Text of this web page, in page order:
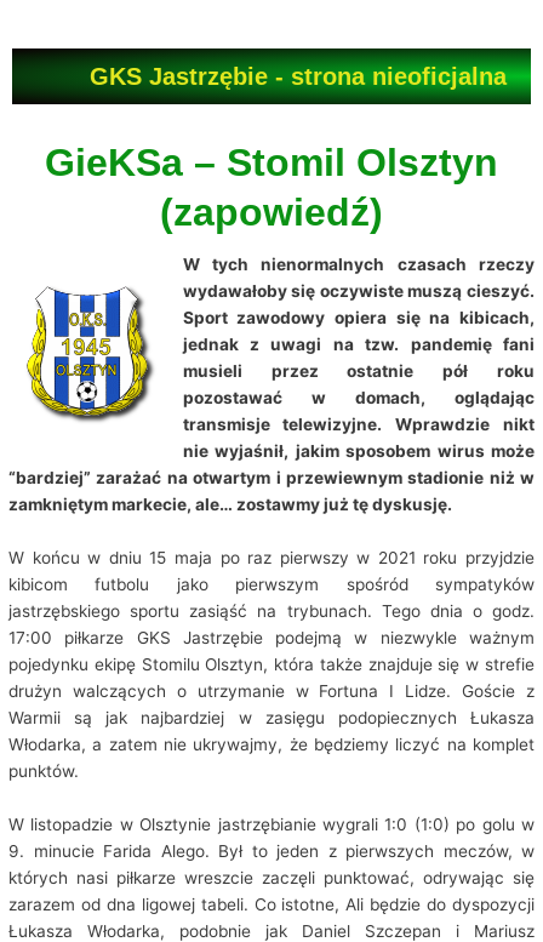
GKS Jastrzębie - strona nieoficjalna
GieKSa – Stomil Olsztyn
(zapowiedź)
W tych nienormalnych czasach rzeczy
wydawałoby się oczywiste muszą cieszyć.
Sport zawodowy opiera się na kibicach,
jednak z uwagi na tzw. pandemię fani
musieli przez ostatnie pół roku
pozostawać w domach, oglądając
transmisje telewizyjne. Wprawdzie nikt
nie wyjaśnił, jakim sposobem wirus może
“bardziej” zarażać na otwartym i przewiewnym stadionie niż w
zamkniętym markecie, ale… zostawmy już tę dyskusję.
W końcu w dniu 15 maja po raz pierwszy w 2021 roku przyjdzie
kibicom futbolu jako pierwszym spośród sympatyków
jastrzębskiego sportu zasiąść na trybunach. Tego dnia o godz.
17:00 piłkarze GKS Jastrzębie podejmą w niezwykle ważnym
pojedynku ekipę Stomilu Olsztyn, która także znajduje się w strefie
drużyn walczących o utrzymanie w Fortuna I Lidze. Goście z
Warmii są jak najbardziej w zasięgu podopiecznych Łukasza
Włodarka, a zatem nie ukrywajmy, że będziemy liczyć na komplet
punktów.
W listopadzie w Olsztynie jastrzębianie wygrali 1:0 (1:0) po golu w
9. minucie Farida Alego. Był to jeden z pierwszych meczów, w
których nasi piłkarze wreszcie zaczęli punktować, odrywając się
zarazem od dna ligowej tabeli. Co istotne, Ali będzie do dyspozycji
Łukasza Włodarka, podobnie jak Daniel Szczepan i Mariusz